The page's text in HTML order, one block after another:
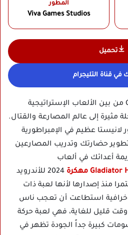
المطور
Viva Games Studios
تحميل
في قناة التليجرام
تعد لعبة Gladiator Heroes من بين الألعاب الإستراتيجية
مثيرة إلى عالم المصارعة والقتال.
عظيم في الإمبراطورية
حضارتك وتدريب المصارعين
أعدائك في ألعاب
2024 للأندرويد
منذ إصدارها لأنها لعبة ذات
استطاعت أن تعجب ناس
قليل للغاية، فهي لعبة حركة
كبيرة جداً الجودة تظهر في